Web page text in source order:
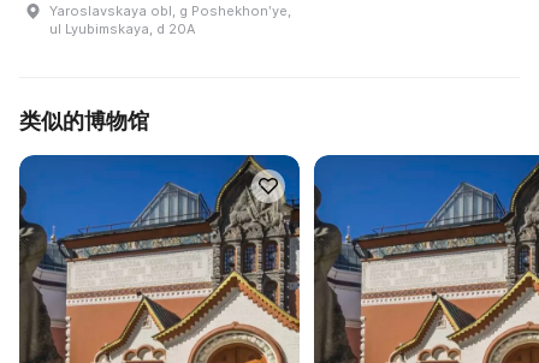
Yaroslavskaya obl, g Poshekhonʹye,
ul Lyubimskaya, d 20A
类似的博物馆